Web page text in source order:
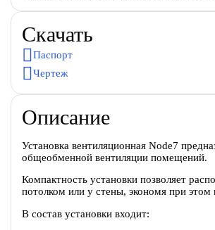
Скачать
Паспорт
Чертеж
Описание
Установка вентиляционная Node7
общеобменной вентиляции помещений.
Компактность установки позволяет
потолком или у стены, экономя при этом
В состав установки входит: